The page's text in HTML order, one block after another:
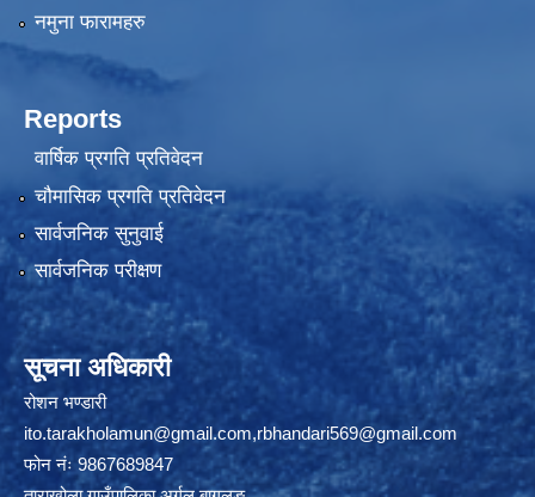
नमुना फारामहरु
Reports
वार्षिक प्रगति प्रतिवेदन
चौमासिक प्रगति प्रतिवेदन
सार्वजनिक सुनुवाई
सार्वजनिक परीक्षण
सूचना अधिकारी
रोशन भण्डारी
ito.tarakholamun@gmail.com,rbhandari569@gmail.com
फोन नंः 9867689847